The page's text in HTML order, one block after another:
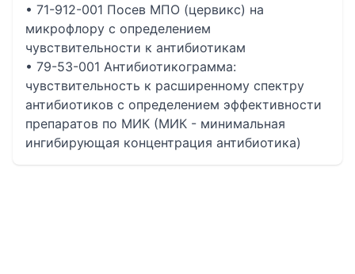
• 71-912-001 Посев МПО (цервикс) на
микрофлору с определением
чувcтвительности к антибиотикам
• 79-53-001 Антибиотикограмма:
чувствительность к расширенному спектру
антибиотиков с определением эффективности
препаратов по МИК (МИК - минимальная
ингибирующая концентрация антибиотика)